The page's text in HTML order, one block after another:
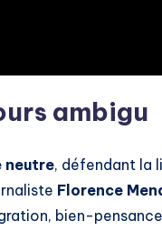
ambigu
neutre, défendant la
Florence
bien-